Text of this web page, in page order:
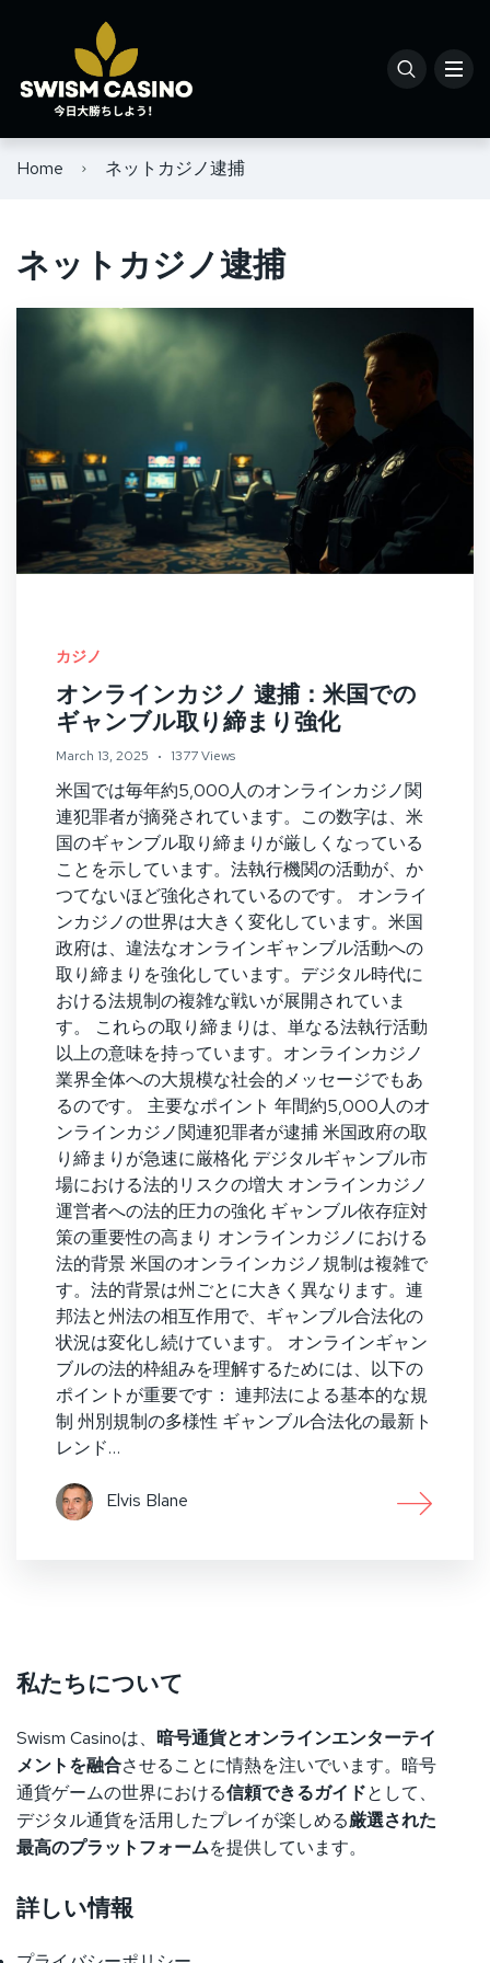
Home ネットカジノ逮捕
ネットカジノ逮捕
カジノ
オンラインカジノ 逮捕：米国での
ギャンブル取り締まり強化
March 13, 2025 1377 Views
米国では毎年約5,000人のオンラインカジノ関
連犯罪者が摘発されています。この数字は、米
国のギャンブル取り締まりが厳しくなっている
ことを示しています。法執行機関の活動が、か
つてないほど強化されているのです。 オンライ
ンカジノの世界は大きく変化しています。米国
政府は、違法なオンラインギャンブル活動への
取り締まりを強化しています。デジタル時代に
おける法規制の複雑な戦いが展開されていま
す。 これらの取り締まりは、単なる法執行活動
以上の意味を持っています。オンラインカジノ
業界全体への大規模な社会的メッセージでもあ
るのです。 主要なポイント 年間約5,000人のオ
ンラインカジノ関連犯罪者が逮捕 米国政府の取
り締まりが急速に厳格化 デジタルギャンブル市
場における法的リスクの増大 オンラインカジノ
運営者への法的圧力の強化 ギャンブル依存症対
策の重要性の高まり オンラインカジノにおける
法的背景 米国のオンラインカジノ規制は複雑で
す。法的背景は州ごとに大きく異なります。連
邦法と州法の相互作用で、ギャンブル合法化の
状況は変化し続けています。 オンラインギャン
ブルの法的枠組みを理解するためには、以下の
ポイントが重要です： 連邦法による基本的な規
制 州別規制の多様性 ギャンブル合法化の最新ト
レンド…
Elvis Blane
私たちについて
Swism Casinoは、 暗号通貨とオンラインエンターテイ
メントを融合させることに情熱を注いでいます。暗号
通貨ゲームの世界における信頼できるガイドとして、
デジタル通貨を活用したプレイが楽しめる厳選された
最高のプラットフォームを提供しています。
詳しい情報